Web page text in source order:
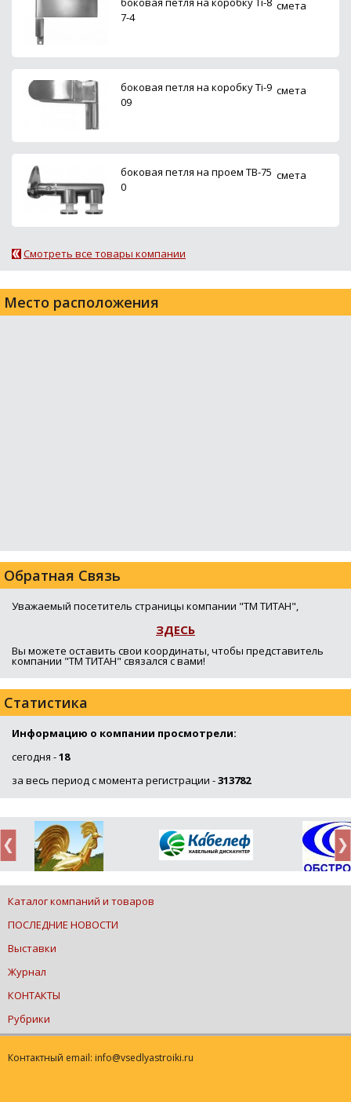
7-4
смета
боковая петля на коробку Ti-9
09
смета
боковая петля на проем ТВ-75
0
смета
Смотреть все товары компании
Место расположения
Обратная Связь
Уважаемый посетитель страницы компании "ТМ ТИТАН",
ЗДЕСЬ
Вы можете оставить свои координаты, чтобы представитель
компании "ТМ ТИТАН" связался с вами!
Статистика
Информацию о компании просмотрели:
сегодня -18
за весь период с момента регистрации -313782
Каталог компаний и товаров
ПОСЛЕДНИЕ НОВОСТИ
Выставки
Журнал
КОНТАКТЫ
Рубрики
Контактный email: info@vsedlyastroiki.ru